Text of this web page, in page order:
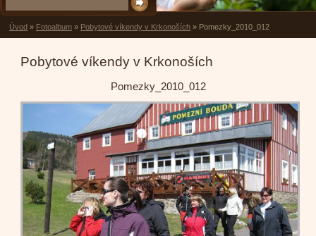
Úvod » Fotoalbum » Pobytové víkendy v Krkonoších » Pomezky_2010_012
Pobytové víkendy v Krkonoších
Pomezky_2010_012